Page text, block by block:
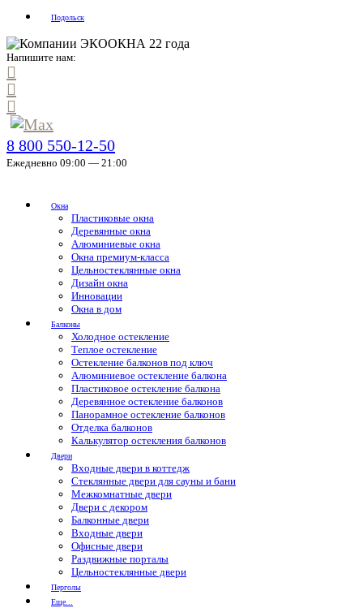
Подольск
Напишите нам:
8 800 550-12-50
Ежедневно 09:00 — 21:00
Окна
Пластиковые окна
Деревянные окна
Алюминиевые окна
Окна премиум-класса
Цельностеклянные окна
Дизайн окна
Инновации
Окна в дом
Балконы
Холодное остекление
Теплое остекление
Остекление балконов под ключ
Алюминиевое остекление балкона
Пластиковое остекление балкона
Деревянное остекление балконов
Панорамное остекление балконов
Отделка балконов
Калькулятор остекления балконов
Двери
Входные двери в коттедж
Стеклянные двери для сауны и бани
Межкомнатные двери
Двери с декором
Балконные двери
Входные двери
Офисные двери
Раздвижные порталы
Цельностеклянные двери
Перголы
Еще...